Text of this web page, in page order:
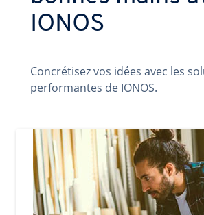
IONOS
Concrétisez vos idées avec les
performantes de IONOS.